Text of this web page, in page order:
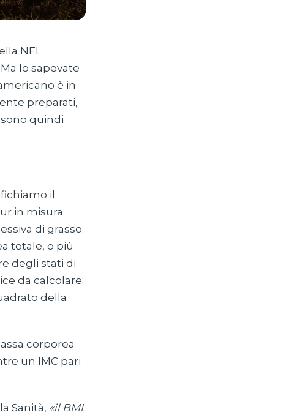
NFL
lo sapevate
è in
preparati,
quindi
il
in misura
di grasso.
totale, o più
degli stati di
da calcolare:
della
corporea
un IMC pari
Sanità, «il BMI